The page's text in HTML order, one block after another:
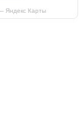
Яндекс Карты